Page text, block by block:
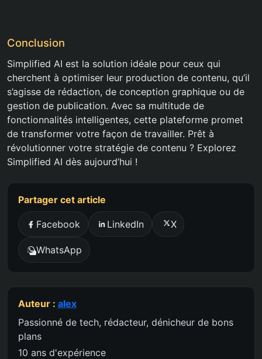
Conclusion
Simplified AI est la solution idéale pour ceux qui
cherchent à optimiser leur production de contenu, qu’il
s’agisse de rédaction, de conception graphique ou de
gestion de publication. Avec sa multitude de
fonctionnalités intelligentes, cette plateforme promet
de transformer votre façon de travailler. Prêt à
révolutionner votre stratégie de contenu ? Explorez
Simplified AI dès aujourd’hui !
Partager cet article
Facebook LinkedIn X
WhatsApp
Auteur : alex
Passionné de tech, rédacteur, dénicheur de bons
plans
10 ans d'expérience